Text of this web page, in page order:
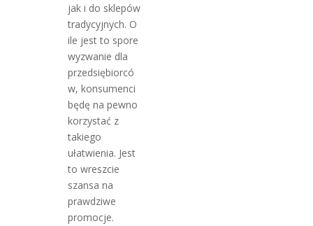
jak i do sklepów
tradycyjnych. O
ile jest to spore
wyzwanie dla
przedsiębiorcó
w, konsumenci
będę na pewno
korzystać z
takiego
ułatwienia. Jest
to wreszcie
szansa na
prawdziwe
promocje.